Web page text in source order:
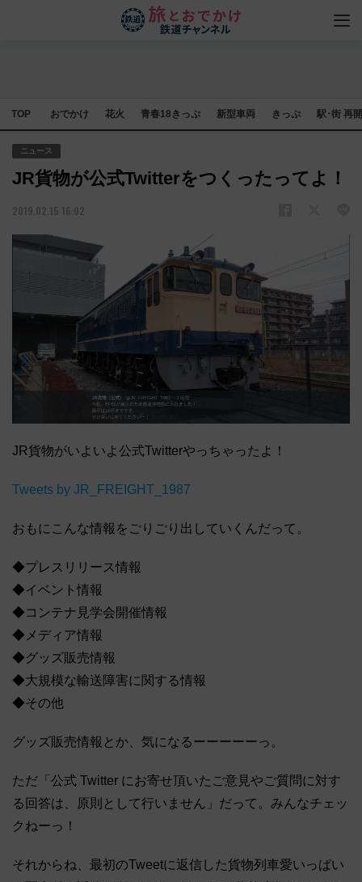
TOP おでかけ 花火 青春18きっぷ 新型車両 きっぷ 駅･街 再
ニュース
JR貨物が公式Twitterをつくったってよ！
2019.02.15 16:02
JR貨物がいよいよ公式Twitterやっちゃったよ！
Tweets by JR_FREIGHT_1987
おもにこんな情報をごりごり出していくんだって。
◆プレスリリース情報
◆イベント情報
◆コンテナ見学会開催情報
◆メディア情報
◆グッズ販売情報
◆大規模な輸送障害に関する情報
◆その他
グッズ販売情報とか、気になるーーーーーっ。
ただ「公式 Twitter にお寄せ頂いたご意見やご質問に対す
る回答は、原則として行いません」だって。みんなチェッ
クねーっ！
それからね、最初のTweetに返信した貨物列車愛いっぱい